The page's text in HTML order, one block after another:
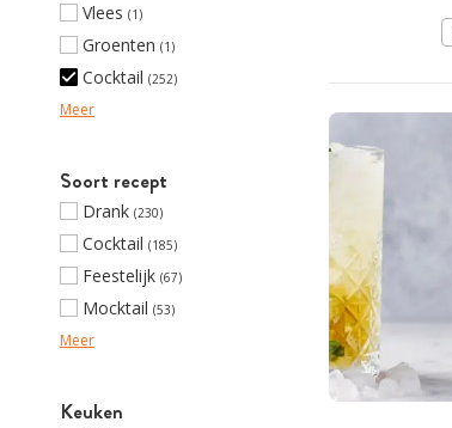
Vlees (1)
Groenten (1)
Cocktail (252)
Meer
Soort recept
Drank (230)
Cocktail (185)
Feestelijk (67)
Mocktail (53)
Meer
Keuken